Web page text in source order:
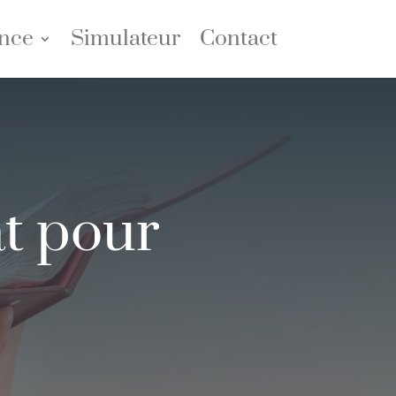
Simulateur Contact
pour